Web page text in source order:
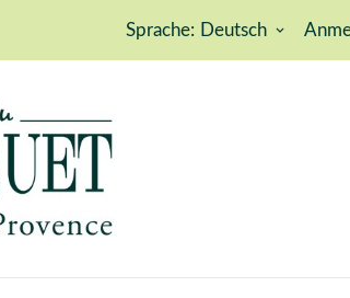
Sprache: Deutsch keyboard_arrow_down